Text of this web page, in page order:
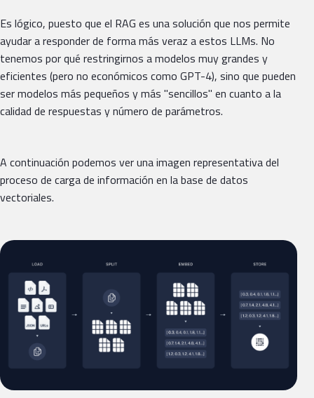
Es lógico, puesto que el RAG es una solución que nos permite
ayudar a responder de forma más veraz a estos LLMs. No
tenemos por qué restringirnos a modelos muy grandes y
eficientes (pero no económicos como GPT-4), sino que pueden
ser modelos más pequeños y más "sencillos" en cuanto a la
calidad de respuestas y número de parámetros.
A continuación podemos ver una imagen representativa del
proceso de carga de información en la base de datos
vectoriales.